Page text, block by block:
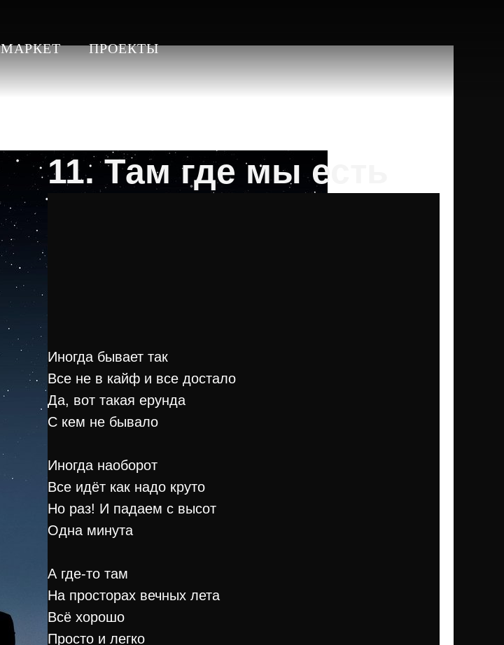
МАРКЕТ ПРОЕКТЫ
11. Там где мы есть
Иногда бывает так
Все не в кайф и все достало
Да, вот такая ерунда
С кем не бывало
Иногда наоборот
Все идёт как надо круто
Но раз! И падаем с высот
Одна минута
А где-то там
На просторах вечных лета
Всё хорошо
Просто и легко